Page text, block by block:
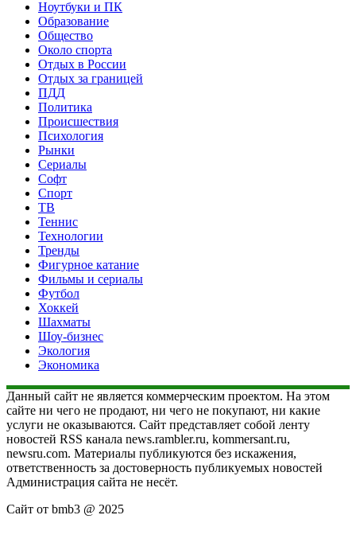
Ноутбуки и ПК
Образование
Общество
Около спорта
Отдых в России
Отдых за границей
ПДД
Политика
Происшествия
Психология
Рынки
Сериалы
Софт
Спорт
ТВ
Теннис
Технологии
Тренды
Фигурное катание
Фильмы и сериалы
Футбол
Хоккей
Шахматы
Шоу-бизнес
Экология
Экономика
Данный сайт не является коммерческим проектом. На этом
сайте ни чего не продают, ни чего не покупают, ни какие
услуги не оказываются. Сайт представляет собой ленту
новостей RSS канала news.rambler.ru, kommersant.ru,
newsru.com. Материалы публикуются без искажения,
ответственность за достоверность публикуемых новостей
Администрация сайта не несёт.
Сайт от bmb3 @ 2025